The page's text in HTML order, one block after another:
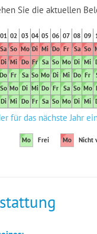
Sie die aktuellen
01 02 03 04 05 06 07 08 09
Sa So Mo Di Mi Do Fr Sa So
Di Mi Do Fr Sa So Mo Di Mi
Do Fr Sa So Mo Di Mi Do Fr
So Mo Di Mi Do Fr Sa So Mo
Di Mi Do Fr Sa So Mo Di Mi
für das nächste Jahr
Mo Frei Mo Nicht